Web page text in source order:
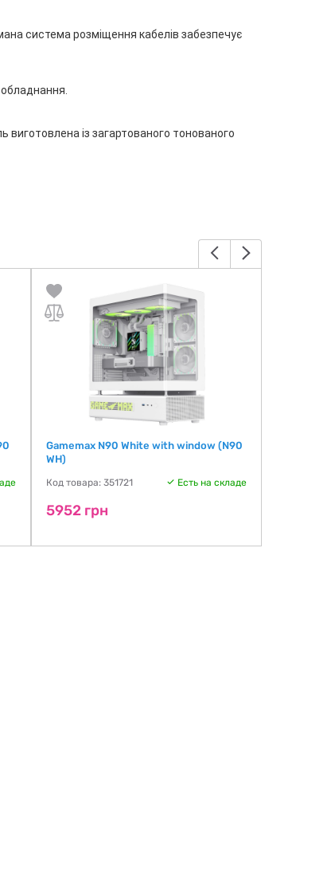
система розміщення кабелів забезпечує
виготовлена із загартованого тонованого
Gamemax N90 White with window (N90
WH)
Код товара: 351721 Есть на складе
5952 грн